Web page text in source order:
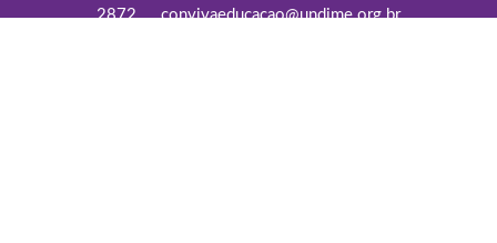
2872
convivaeducacao@undime.org.br